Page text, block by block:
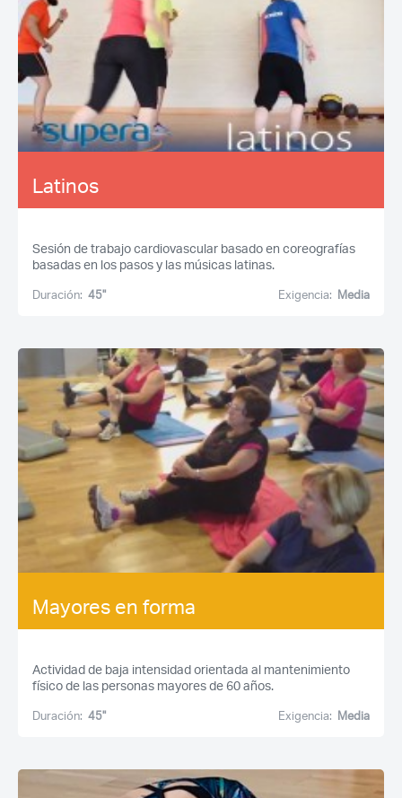
Latinos
Sesión de trabajo cardiovascular basado en coreografías
basadas en los pasos y las músicas latinas.
Duración: 45'' Exigencia: Media
Mayores en forma
Actividad de baja intensidad orientada al mantenimiento
físico de las personas mayores de 60 años.
Duración: 45'' Exigencia: Media